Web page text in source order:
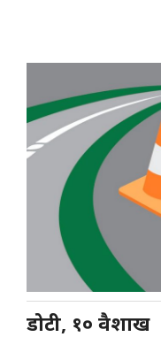
डोटी, १० वैशाख